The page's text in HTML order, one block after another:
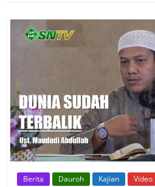
Berita Dauroh Kajian Video